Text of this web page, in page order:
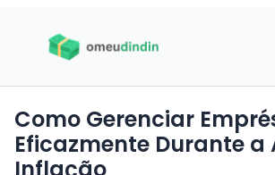
Como Gerenciar
Eficazmente Durante a